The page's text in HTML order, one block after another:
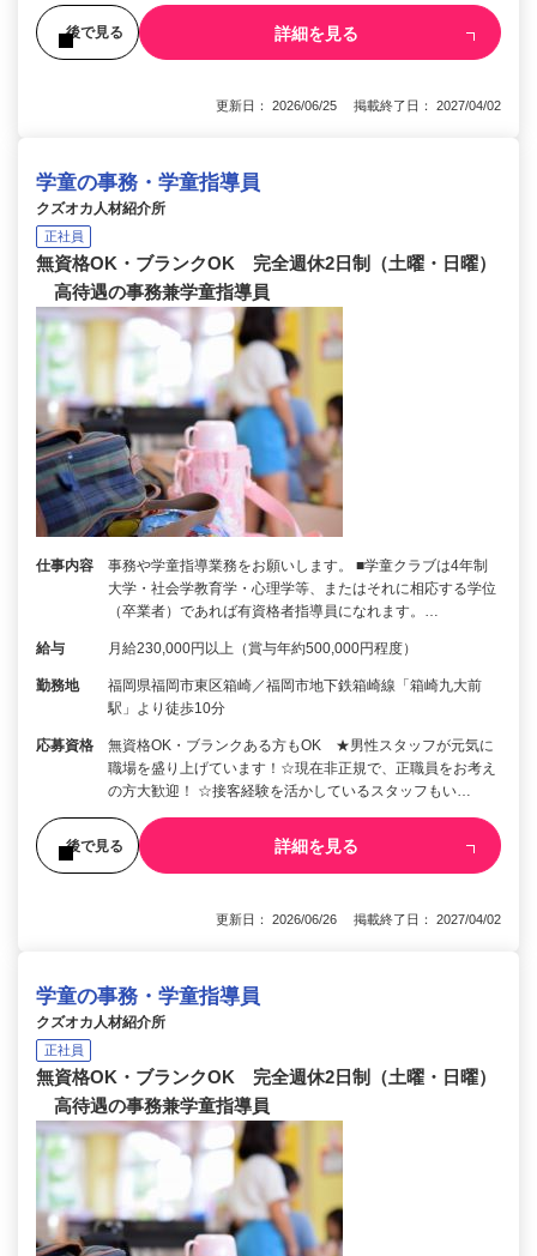
後で見る 詳細を見る
更新日： 2026/06/25 掲載終了日： 2027/04/02
学童の事務・学童指導員
クズオカ人材紹介所
正社員
無資格OK・ブランクOK 完全週休2日制（土曜・日曜）
高待遇の事務兼学童指導員
仕事内容
事務や学童指導業務をお願いします。 ■学童クラブは4年制
大学・社会学教育学・心理学等、またはそれに相応する学位
（卒業者）であれば有資格者指導員になれます。…
給与 月給230,000円以上（賞与年約500,000円程度）
勤務地
福岡県福岡市東区箱崎／福岡市地下鉄箱崎線「箱崎九大前
駅」より徒歩10分
応募資格
無資格OK・ブランクある方もOK ★男性スタッフが元気に
職場を盛り上げています！☆現在非正規で、正職員をお考え
の方大歓迎！ ☆接客経験を活かしているスタッフもい…
後で見る 詳細を見る
更新日： 2026/06/26 掲載終了日： 2027/04/02
学童の事務・学童指導員
クズオカ人材紹介所
正社員
無資格OK・ブランクOK 完全週休2日制（土曜・日曜）
高待遇の事務兼学童指導員